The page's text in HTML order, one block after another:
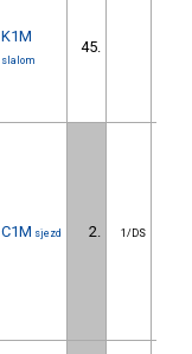
K1M
slalom
45.
C1M sjezd 2. 1/DS